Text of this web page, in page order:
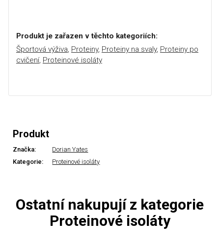
Produkt je zařazen v těchto kategoriích:
Športová výživa, Proteiny, Proteiny na svaly, Proteiny po
cvičení, Proteinové isoláty
Produkt
Značka:
Dorian Yates
Kategorie:
Proteinové isoláty
Ostatní nakupují z kategorie
Proteinové isoláty